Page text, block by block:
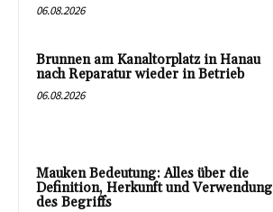
06.08.2026
Brunnen am Kanaltorplatz in Hanau
nach Reparatur wieder in Betrieb
06.08.2026
Mauken Bedeutung: Alles über die
Definition, Herkunft und Verwendung
des Begriffs